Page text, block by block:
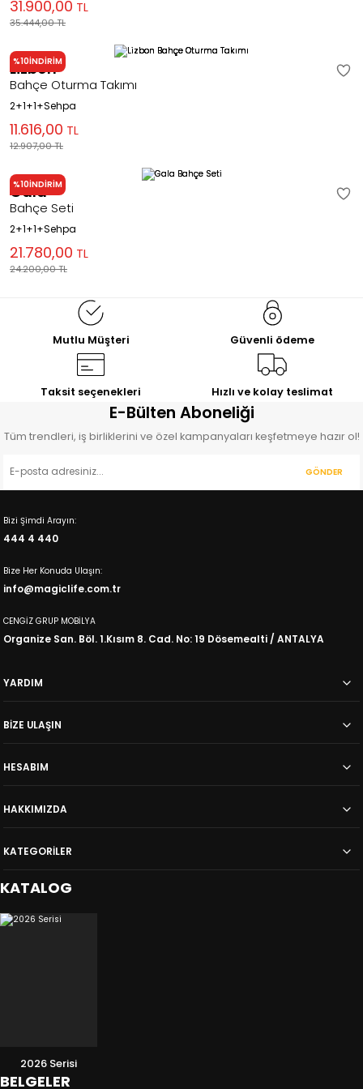
31.900,00 TL
35.444,00TL
%10İNDİRİM
Lizbon
Bahçe Oturma Takımı
2+1+1+Sehpa
11.616,00 TL
12.907,00TL
%10İNDİRİM
Gala
Bahçe Seti
2+1+1+Sehpa
21.780,00 TL
24.200,00TL
Mutlu Müşteri Güvenli ödeme
Taksit seçenekleri Hızlı ve kolay teslimat
E-Bülten Aboneliği
Tüm trendleri, iş birliklerini ve özel kampanyaları keşfetmeye hazır ol!
GÖNDER
Bizi Şimdi Arayın:
444 4 440
Bize Her Konuda Ulaşın:
info@magiclife.com.tr
CENGİZ GRUP MOBİLYA
Organize San. Böl. 1.Kısım 8. Cad. No: 19 Dösemealti / ANTALYA
YARDIM
BİZE ULAŞIN
HESABIM
HAKKIMIZDA
KATEGORİLER
KATALOG
2026 Serisi
BELGELER